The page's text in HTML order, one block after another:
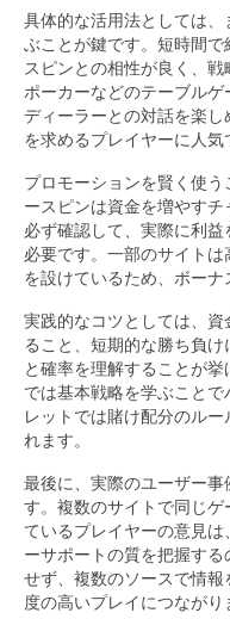
具体的な活用法としては
ぶことが鍵です。短時間
スピンとの相性が良く、
ポーカーなどのテーブル
ディーラーとの対話を楽
を求めるプレイヤーに人気
プロモーションを賢く使
ースピンは資金を増やすチ
必ず確認して、実際に利
必要です。一部のサイト
を設けているため、ボーナ
実践的なコツとしては、
ること、短期的な勝ち負
と確率を理解することが
では基本戦略を学ぶこと
レットでは賭け配分のル
れます。
最後に、実際のユーザー
す。複数のサイトで同じ
ているプレイヤーの意見
ーサポートの質を把握す
せず、複数のソースで情
度の高いプレイにつながり